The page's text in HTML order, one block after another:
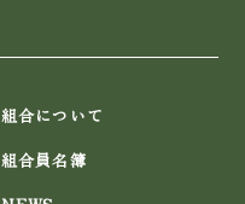
組合について
組合員名簿